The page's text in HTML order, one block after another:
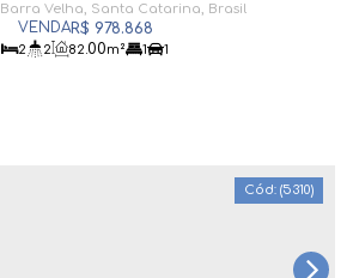
R$ 978.868
Barra Velha, Santa Catarina, Brasil
2 2 82 .00m² 1 1
(5310)